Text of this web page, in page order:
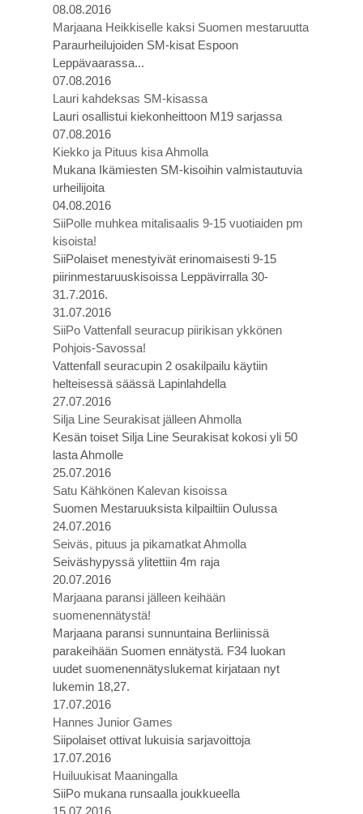
08.08.2016
Marjaana Heikkiselle kaksi Suomen mestaruutta
Paraurheilujoiden SM-kisat Espoon
Leppävaarassa...
07.08.2016
Lauri kahdeksas SM-kisassa
Lauri osallistui kiekonheittoon M19 sarjassa
07.08.2016
Kiekko ja Pituus kisa Ahmolla
Mukana Ikämiesten SM-kisoihin valmistautuvia
urheilijoita
04.08.2016
SiiPolle muhkea mitalisaalis 9-15 vuotiaiden pm
kisoista!
SiiPolaiset menestyivät erinomaisesti 9-15
piirinmestaruuskisoissa Leppävirralla 30-
31.7.2016.
31.07.2016
SiiPo Vattenfall seuracup piirikisan ykkönen
Pohjois-Savossa!
Vattenfall seuracupin 2 osakilpailu käytiin
helteisessä säässä Lapinlahdella
27.07.2016
Silja Line Seurakisat jälleen Ahmolla
Kesän toiset Silja Line Seurakisat kokosi yli 50
lasta Ahmolle
25.07.2016
Satu Kähkönen Kalevan kisoissa
Suomen Mestaruuksista kilpailtiin Oulussa
24.07.2016
Seiväs, pituus ja pikamatkat Ahmolla
Seiväshypyssä ylitettiin 4m raja
20.07.2016
Marjaana paransi jälleen keihään
suomenennätystä!
Marjaana paransi sunnuntaina Berliinissä
parakeihään Suomen ennätystä. F34 luokan
uudet suomenennätyslukemat kirjataan nyt
lukemin 18,27.
17.07.2016
Hannes Junior Games
Siipolaiset ottivat lukuisia sarjavoittoja
17.07.2016
Huiluukisat Maaningalla
SiiPo mukana runsaalla joukkueella
15.07.2016